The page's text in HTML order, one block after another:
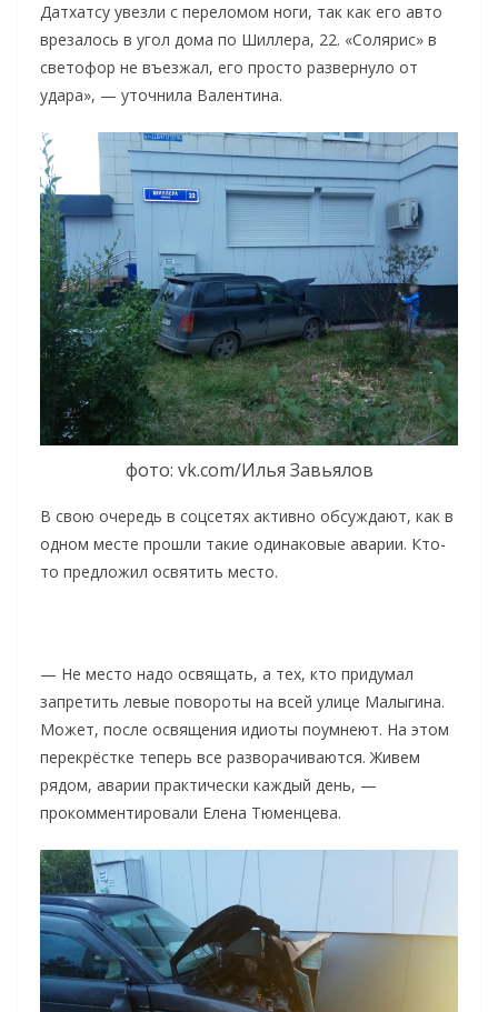
Датхатсу увезли с переломом ноги, так как его авто
врезалось в угол дома по Шиллера, 22. «Солярис» в
светофор не въезжал, его просто развернуло от
удара», — уточнила Валентина.
фото: vk.com/Илья Завьялов
В свою очередь в соцсетях активно обсуждают, как в
одном месте прошли такие одинаковые аварии. Кто-
то предложил освятить место.
— Не место надо освящать, а тех, кто придумал
запретить левые повороты на всей улице Малыгина.
Может, после освящения идиоты поумнеют. На этом
перекрёстке теперь все разворачиваются. Живем
рядом, аварии практически каждый день, —
прокомментировали Елена Тюменцева.